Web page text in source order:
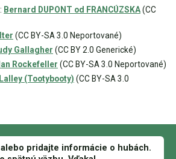
Bernard DUPONT od FRANCÚZSKA(CC
(CC BY-SA 3.0 Neportované)
Gallagher (CC BY 2.0 Generické)
Rockefeller (CC BY-SA 3.0 Neportované)
(Tootybooty) (CC BY-SA 3.0